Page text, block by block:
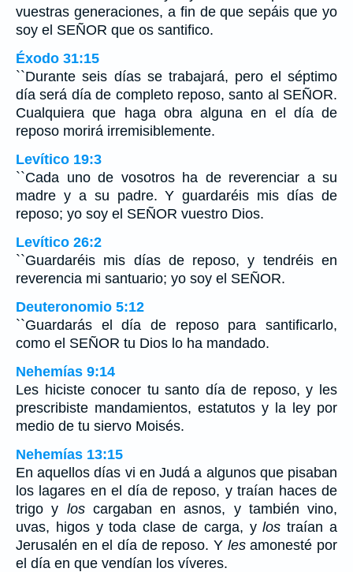
vuestras generaciones, a fin de que sepáis que yo
soy el SEÑOR que os santifico.
Éxodo 31:15
``Durante seis días se trabajará, pero el séptimo
día será día de completo reposo, santo al SEÑOR.
Cualquiera que haga obra alguna en el día de
reposo morirá irremisiblemente.
Levítico 19:3
``Cada uno de vosotros ha de reverenciar a su
madre y a su padre. Y guardaréis mis días de
reposo; yo soy el SEÑOR vuestro Dios.
Levítico 26:2
``Guardaréis mis días de reposo, y tendréis en
reverencia mi santuario; yo soy el SEÑOR.
Deuteronomio 5:12
``Guardarás el día de reposo para santificarlo,
como el SEÑOR tu Dios lo ha mandado.
Nehemías 9:14
Les hiciste conocer tu santo día de reposo, y les
prescribiste mandamientos, estatutos y la ley por
medio de tu siervo Moisés.
Nehemías 13:15
En aquellos días vi en Judá a algunos que pisaban
los lagares en el día de reposo, y traían haces de
trigo y loscargaban en asnos, y también vino,
uvas, higos y toda clase de carga, ylos traían a
Jerusalén en el día de reposo. Y lesamonesté por
el día en que vendían los víveres.